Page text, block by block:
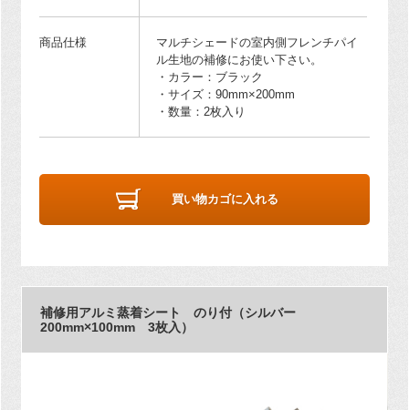
商品仕様
マルチシェードの室内側フレンチパイ
ル生地の補修にお使い下さい。
・カラー：ブラック
・サイズ：90mm×200mm
・数量：2枚入り
買い物カゴに入れる
補修用アルミ蒸着シート のり付（シルバー
200mm×100mm 3枚入）